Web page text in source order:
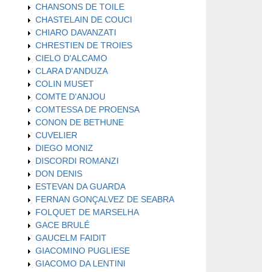
CHANSONS DE TOILE
CHASTELAIN DE COUCI
CHIARO DAVANZATI
CHRESTIEN DE TROIES
CIELO D'ALCAMO
CLARA D'ANDUZA
COLIN MUSET
COMTE D'ANJOU
COMTESSA DE PROENSA
CONON DE BETHUNE
CUVELIER
DIEGO MONIZ
DISCORDI ROMANZI
DON DENIS
ESTEVAN DA GUARDA
FERNAN GONÇALVEZ DE SEABRA
FOLQUET DE MARSELHA
GACE BRULÉ
GAUCELM FAIDIT
GIACOMINO PUGLIESE
GIACOMO DA LENTINI